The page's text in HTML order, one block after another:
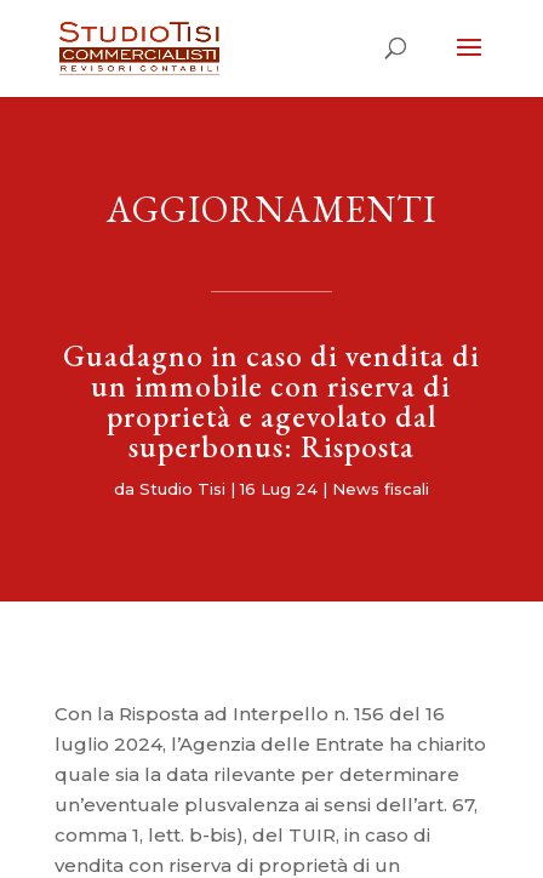
AGGIORNAMENTI
Guadagno in caso di vendita di
un immobile con riserva di
proprietà e agevolato dal
superbonus: Risposta
da Studio Tisi |16 Lug 24| News fiscali
Con la Risposta ad Interpello n. 156 del 16
luglio 2024, l’Agenzia delle Entrate ha chiarito
quale sia la data rilevante per determinare
un’eventuale plusvalenza ai sensi dell’art. 67,
comma 1, lett. b-bis), del TUIR, in caso di
vendita con riserva di proprietà di un